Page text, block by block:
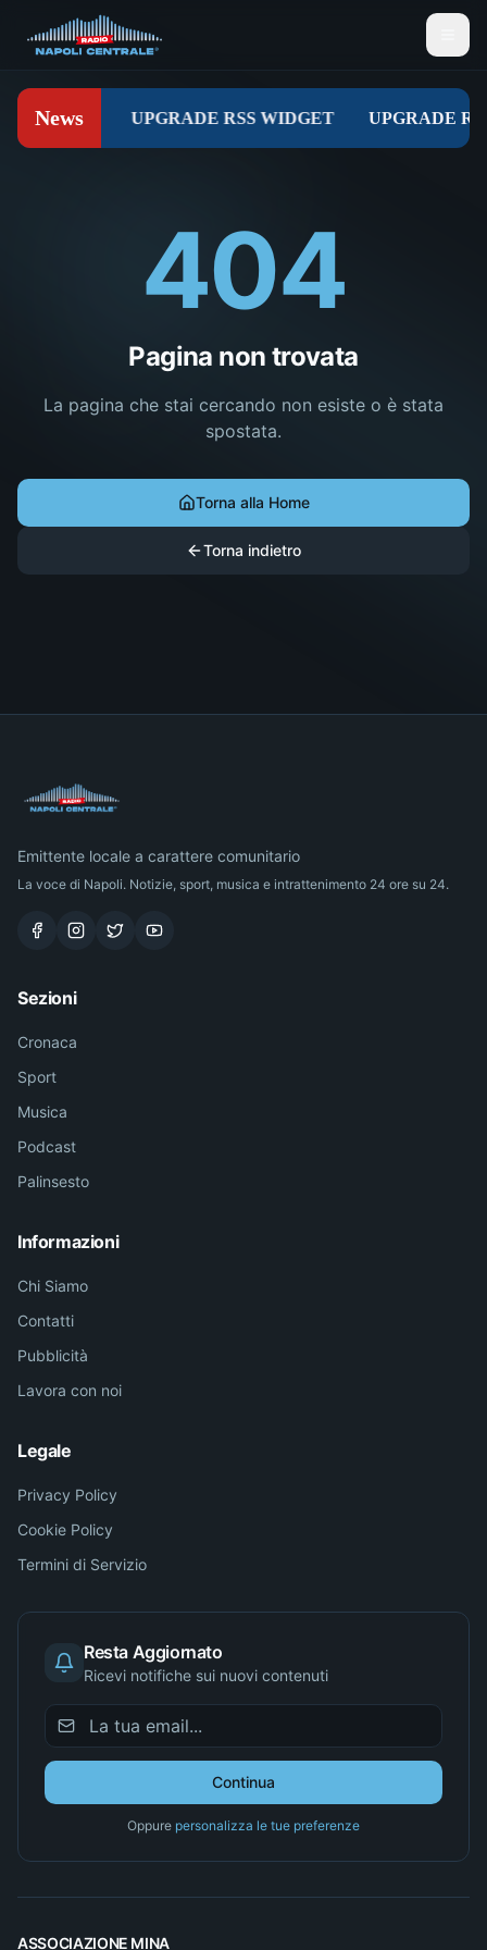
404
Pagina non trovata
La pagina che stai cercando non esiste o è stata
spostata.
Torna alla Home
Torna indietro
Emittente locale a carattere comunitario
La voce di Napoli. Notizie, sport, musica e intrattenimento 24 ore su 24.
Sezioni
Cronaca
Sport
Musica
Podcast
Palinsesto
Informazioni
Chi Siamo
Contatti
Pubblicità
Lavora con noi
Legale
Privacy Policy
Cookie Policy
Termini di Servizio
Resta Aggiornato
Ricevi notifiche sui nuovi contenuti
Continua
Oppure personalizza le tue preferenze
ASSOCIAZIONE MINA